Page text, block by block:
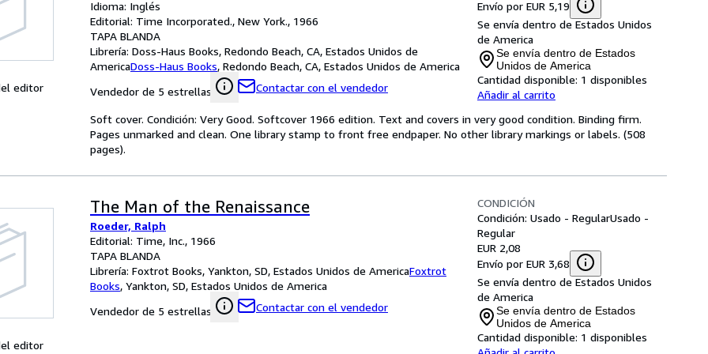
editor
Idioma: Inglés
Editorial: Time Incorporated., New York., 1966
TAPA BLANDA
Librería: Doss-Haus Books, Redondo Beach, CA, Estados Unidos de
AmericaDoss-Haus Books, Redondo Beach, CA, Estados Unidos de America
Vendedor de 5 estrellas
Contactar con el vendedor
Envío por EUR 5,19
Se envía dentro de Estados Unidos
de America
Se envía dentro de Estados
Unidos de America
Cantidad disponible: 1 disponibles
Añadir al carrito
Soft cover. Condición: Very Good. Softcover 1966 edition. Text and covers in very good condition. Binding firm.
Pages unmarked and clean. One library stamp to front free endpaper. No other library markings or labels. (508
pages).
editor
The Man of the Renaissance
Roeder, Ralph
Editorial: Time, Inc., 1966
TAPA BLANDA
Librería: Foxtrot Books, Yankton, SD, Estados Unidos de AmericaFoxtrot
Books, Yankton, SD, Estados Unidos de America
Vendedor de 5 estrellas
Contactar con el vendedor
CONDICIÓN
Condición: Usado - RegularUsado -
Regular
EUR 2,08
Envío por EUR 3,68
Se envía dentro de Estados Unidos
de America
Se envía dentro de Estados
Unidos de America
Cantidad disponible: 1 disponibles